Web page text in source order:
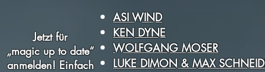
ASI WIND
KEN DYNE
WOLFGANG MOSER
LUKE DIMON & MAX
Jetzt für
„magic up to date“
anmelden! Einfach